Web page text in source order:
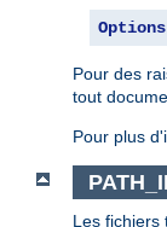
Options
Pour des
tout
Pour plus
Les fichiers